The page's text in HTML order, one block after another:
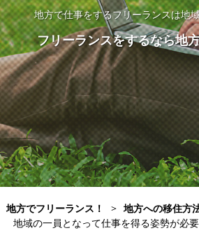
地方で仕事をするフリーランスは地
フリーランスをするなら地
地方でフリーランス！ > 地方への移住方
地域の一員となって仕事を得る姿勢が必要